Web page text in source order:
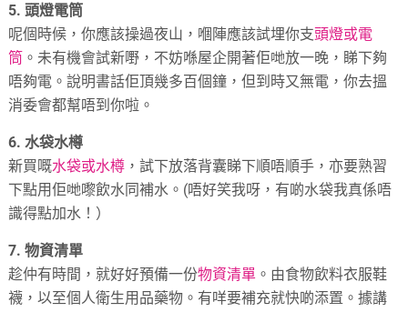
5. 頭燈電筒
呢個時候，你應該操過夜山，嗰陣應該試埋你支頭燈或電
筒 。未有機會試新嘢，不妨喺屋企開著佢哋放一晚，睇下夠
唔夠電。說明書話佢頂幾多百個鐘，但到時又無電，你去搵
消委會都幫唔到你啦。
6. 水袋水樽
新買嘅水袋或水樽 ，試下放落背囊睇下順唔順手，亦要熟習
下點用佢哋嚟飲水同補水。(唔好笑我呀，有啲水袋我真係唔
識得點加水！）
7. 物資清單
趁仲有時間，就好好預備一份物資清單 。由食物飲料衣服鞋
襪，以至個人衛生用品藥物。有咩要補充就快啲添置。據講